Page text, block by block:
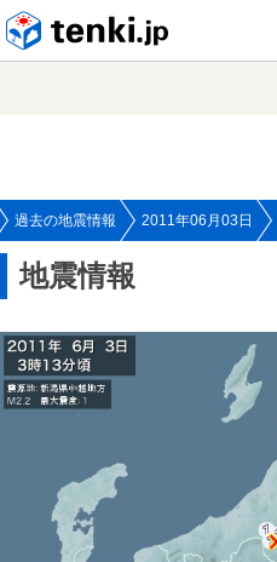
過去の地震情報 2011年06月03日
地震情報